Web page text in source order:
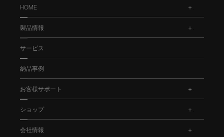
HOME
製品情報
サービス
納品事例
お客様サポート
ショップ
会社情報